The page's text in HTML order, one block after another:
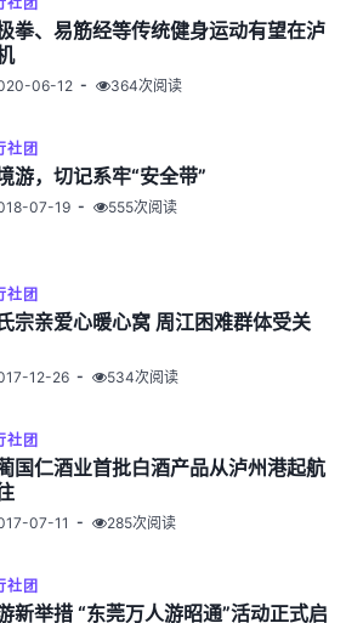
拳、易筋经等传统健身运动有望在泸
06-12 364次阅读
社团
游，切记系牢“安全带”
07-19 555次阅读
社团
宗亲爱心暖心窝 周江困难群体受关
12-26 534次阅读
社团
国仁酒业首批白酒产品从泸州港起航
07-11 285次阅读
社团
新举措 “东莞万人游昭通”活动正式启